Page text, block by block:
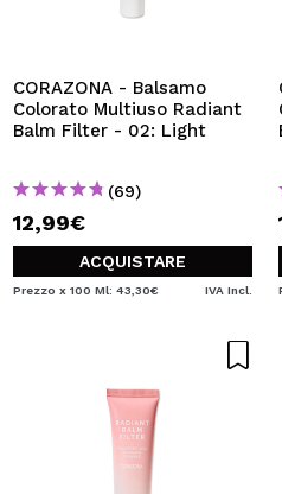
acquisti velocemente,
consultare le tue operazioni
CREARE
CORAZONA - Balsamo
Colorato Multiuso Radiant
Balm Filter - 02: Light
(69)
12,99€
ACQUISTARE
Prezzo x 100 Ml: 43,30€ IVA Incl.